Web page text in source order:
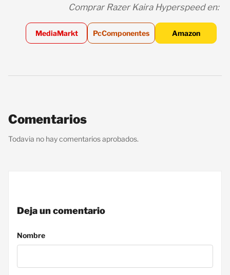
Comprar Razer Kaira Hyperspeed en:
MediaMarkt PcComponentes Amazon
Comentarios
Todavia no hay comentarios aprobados.
Deja un comentario
Nombre